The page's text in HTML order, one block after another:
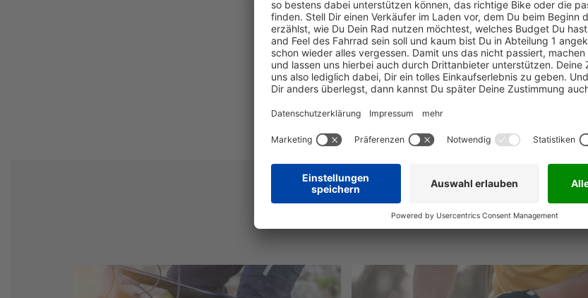
SHIMANO
SHIMANO SLX M7100 SHADOW+
SHIMANO XT
MEHR ANZEIGEN
NÜTZLICHE INFOS